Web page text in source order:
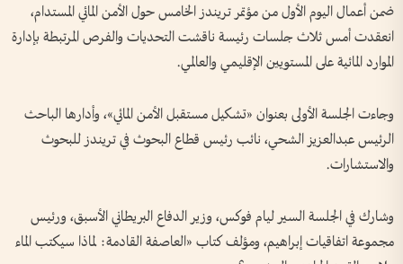
ضمن أعمال اليوم الأول من مؤتمر تريندز الخامس حول الأمن المائي المستدام،
انعقدت أمس ثلاث جلسات رئيسة ناقشت التحديات والفرص المرتبطة بإدارة
الموارد المائية على المستويين الإقليمي والعالمي.
وجاءت الجلسة الأولى بعنوان «تشكيل مستقبل الأمن المائي»، وأدارها الباحث
الرئيس عبدالعزيز الشحي، نائب رئيس قطاع البحوث في تريندز للبحوث
والاستشارات.
وشارك في الجلسة السير ليام فوكس، وزير الدفاع البريطاني الأسبق، ورئيس
مجموعة اتفاقيات إبراهيم، ومؤلف كتاب «العاصفة القادمة: لماذا سيكتب الماء